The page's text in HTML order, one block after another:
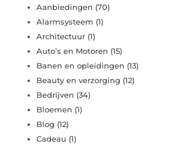
Aanbiedingen (70)
Alarmsysteem (1)
Architectuur (1)
Auto’s en Motoren (15)
Banen en opleidingen (13)
Beauty en verzorging (12)
Bedrijven (34)
Bloemen (1)
Blog (12)
Cadeau (1)